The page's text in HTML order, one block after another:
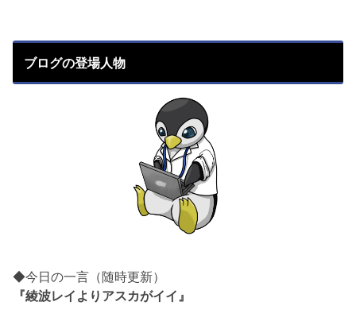
ブログの登場人物
◆今日の一言（随時更新）
『綾波レイよりアスカがイイ』